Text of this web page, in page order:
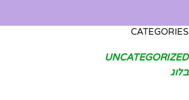
CATEGORIES
UNCATEGORIZED
בלוג